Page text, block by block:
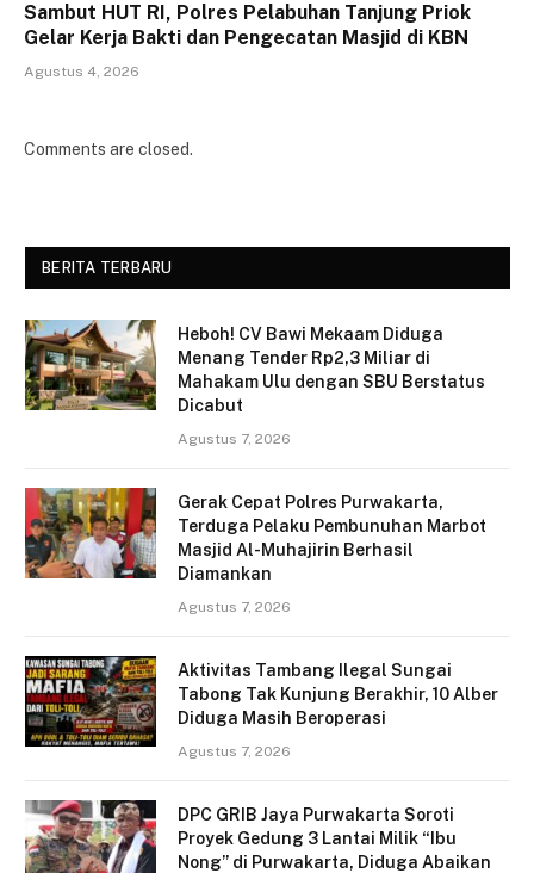
Sambut HUT RI, Polres Pelabuhan Tanjung Priok
Gelar Kerja Bakti dan Pengecatan Masjid di KBN
Agustus 4, 2026
Comments are closed.
BERITA TERBARU
Heboh! CV Bawi Mekaam Diduga
Menang Tender Rp2,3 Miliar di
Mahakam Ulu dengan SBU Berstatus
Dicabut
Agustus 7, 2026
Gerak Cepat Polres Purwakarta,
Terduga Pelaku Pembunuhan Marbot
Masjid Al-Muhajirin Berhasil
Diamankan
Agustus 7, 2026
Aktivitas Tambang Ilegal Sungai
Tabong Tak Kunjung Berakhir, 10 Alber
Diduga Masih Beroperasi
Agustus 7, 2026
DPC GRIB Jaya Purwakarta Soroti
Proyek Gedung 3 Lantai Milik “Ibu
Nong” di Purwakarta, Diduga Abaikan